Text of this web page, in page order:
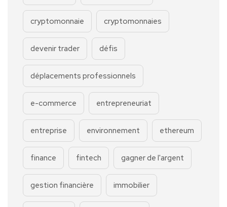
cryptomonnaie cryptomonnaies
devenir trader défis
déplacements professionnels
e-commerce entrepreneuriat
entreprise environnement ethereum
finance fintech gagner de l'argent
gestion financière immobilier